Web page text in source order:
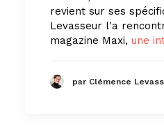
revient sur ses
Levasseur l'a
magazine Maxi, une
par Clémence